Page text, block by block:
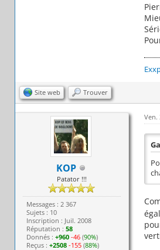
Site web Trouver
KOP
Patator !!!
Messages : 2 367
Sujets : 10
Inscription : Juil. 2008
Réputation : 58
Donnés : +960 -46(90%)
Reçus : +2508 -155(88%)
Ven.